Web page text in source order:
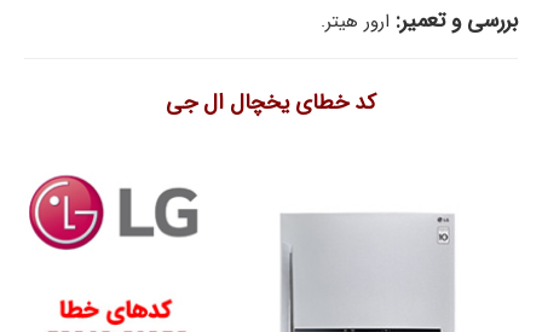
بررسی و تعمیر: ارور هیتر.
کد خطای یخچال ال جی